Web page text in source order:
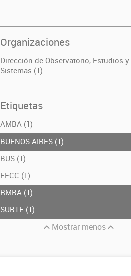
Organizaciones
Dirección de Observatorio, Estudios y
Sistemas (1)
Etiquetas
AMBA (1)
BUENOS AIRES (1)
BUS (1)
FFCC (1)
RMBA (1)
SUBTE (1)
Mostrar menos